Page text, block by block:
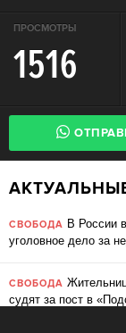
ПРОСМОТРЫ
1516
СВОБОДА В России
уголовное дело за
СВОБОДА
судят за пост в